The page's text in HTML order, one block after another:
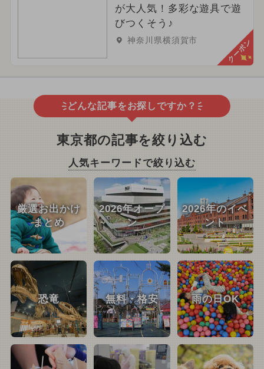
が大人気！多彩な遊具で遊
びつくそう♪
神奈川県横須賀市 クーポン
どんな記事をお探しですか？
東京都の記事を絞り込む
人気キーワードで絞り込む
厳選お出かけ
まとめ
2026年オープ
ン
2026年のイベ
ント
恐竜 無料・格安 雨の日OK